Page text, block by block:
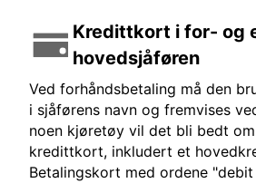
Kredittkort i for- og
hovedsjåføren
Ved forhåndsbetaling må den
i sjåførens navn og fremvises
noen kjøretøy vil det bli bedt
kredittkort, inkludert et
Betalingskort med ordene